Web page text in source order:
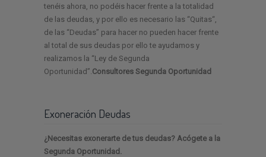
tenéis ahora, no podéis hacer frente a la totalidad
de las deudas, y por ello es necesario las “Quitas“,
de las “Deudas” para hacer no pueden hacer frente
al total de sus deudas por ello te ayudamos y
realizamos la “Ley de Segunda
Oportunidad”. Consultores Segunda Oportunidad
Exoneración Deudas
¿Necesitas exonerarte de tus deudas? Acógete a la
Segunda Oportunidad.